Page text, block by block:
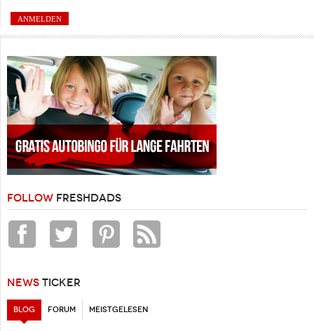
FOLLOW FRESHDADS
NEWS TICKER
BLOG (AKTIVER REITER)
FORUM MEISTGELESEN